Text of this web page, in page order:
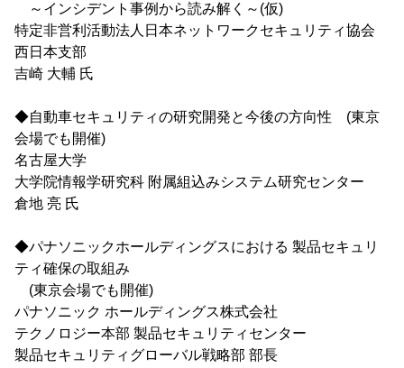
～インシデント事例から読み解く～(仮)
特定非営利活動法人日本ネットワークセキュリティ協会
西日本支部
吉崎 大輔 氏
◆自動車セキュリティの研究開発と今後の方向性 (東京
会場でも開催)
名古屋大学
大学院情報学研究科 附属組込みシステム研究センター
倉地 亮 氏
◆パナソニックホールディングスにおける 製品セキュリ
ティ確保の取組み
(東京会場でも開催)
パナソニック ホールディングス株式会社
テクノロジー本部 製品セキュリティセンター
製品セキュリティグローバル戦略部 部長